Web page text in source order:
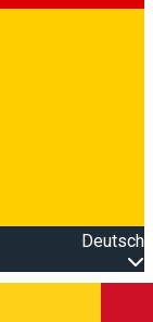
Deutsch